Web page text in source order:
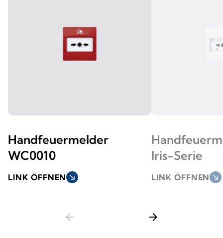
Handfeuermelder
WC0010
LINK ÖFFNEN south_east
Iris-Serie
LINK ÖFFNEN south_east
arrow_back arrow_forward